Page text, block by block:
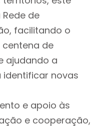
de
facilitando o
de
ajudando a
novas
e apoio às
e cooperação,